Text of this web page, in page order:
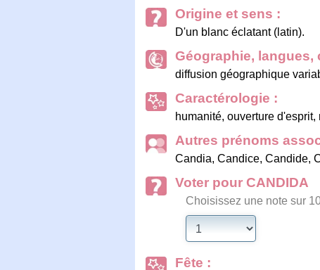
Origine et sens :
D'un blanc éclatant (latin).
Géographie, langues,
diffusion géographique
Caractérologie :
humanité, ouverture
Autres prénoms
Candia, Candice, Candide,
Voter pour CANDIDA
Choisissez une note sur
Fête :